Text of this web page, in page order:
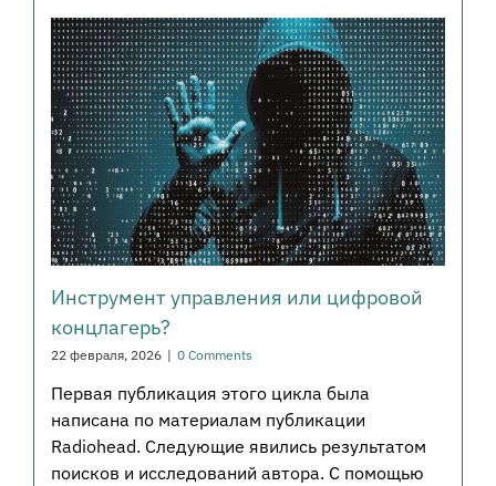
Инструмент управления или цифровой
концлагерь?
22 февраля, 2026 | 0 Comments
Первая публикация этого цикла была
написана по материалам публикации
Radiohead. Следующие явились результатом
поисков и исследований автора. С помощью